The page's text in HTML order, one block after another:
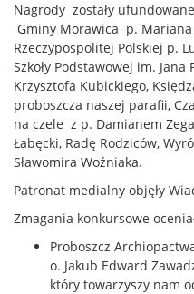
Nagrody zostały
Gminy Morawica p. Mariana
Rzeczypospolitej Polskiej p.
Szkoły Podstawowej im. Jana
Krzysztofa Kubickiego,
proboszcza naszej parafii,
na czele z p. Damianem
Łabęcki, Radę Rodziców,
Sławomira Woźniaka.
Patronat medialny objęły
Zmagania konkursowe
Proboszcz
o. Jakub Edward
który towarzyszy nam